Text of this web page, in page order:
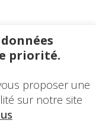
priorité.
proposer une
sur notre site